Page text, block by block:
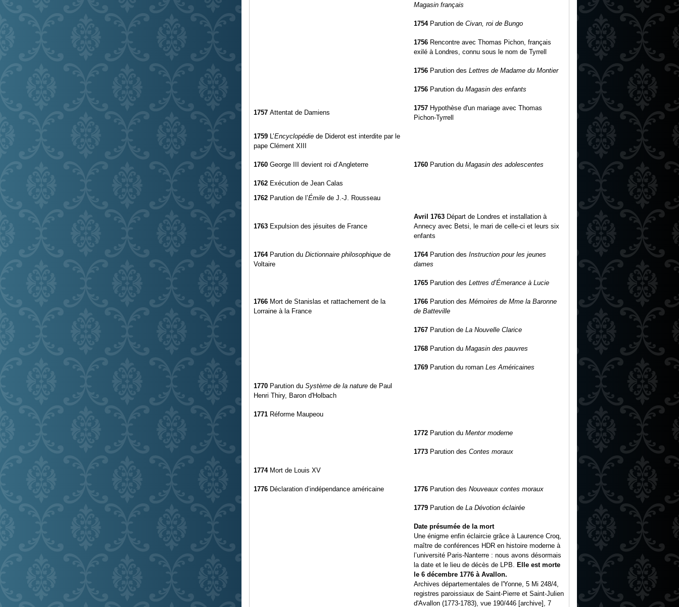
Magasin français
1754 Parution de Civan, roi de Bungo
1756 Rencontre avec Thomas Pichon, français
exilé à Londres, connu sous le nom de Tyrrell
1756 Parution des Lettres de Madame du Montier
1756 Parution du Magasin des enfants
1757 Attentat de Damiens
1757 Hypothèse d'un mariage avec Thomas
Pichon-Tyrrell
1759 L’Encyclopédie de Diderot est interdite par le
pape Clément XIII
1760 George III devient roi d’Angleterre 1760 Parution du Magasin des adolescentes
1762 Exécution de Jean Calas
1762 Parution de l’Émile de J.-J. Rousseau
1763 Expulsion des jésuites de France
Avril 1763 Départ de Londres et installation à
Annecy avec Betsi, le mari de celle-ci et leurs six
enfants
1764 Parution du Dictionnaire philosophique de
Voltaire
1764 Parution des Instruction pour les jeunes
dames
1765 Parution des Lettres d’Émerance à Lucie
1766 Mort de Stanislas et rattachement de la
Lorraine à la France
1766 Parution des Mémoires de Mme la Baronne
de Batteville
1767 Parution de La Nouvelle Clarice
1768 Parution du Magasin des pauvres
1769 Parution du roman Les Américaines
1770 Parution du Système de la nature de Paul
Henri Thiry, Baron d'Holbach
1771 Réforme Maupeou
1772 Parution du Mentor moderne
1773 Parution des Contes moraux
1774 Mort de Louis XV
1776 Déclaration d’indépendance américaine 1776 Parution des Nouveaux contes moraux
1779 Parution de La Dévotion éclairée
Date présumée de la mort
Une énigme enfin éclaircie grâce à Laurence Croq,
maître de conférences HDR en histoire moderne à
l’université Paris-Nanterre : nous avons désormais
la date et le lieu de décès de LPB. Elle est morte
le 6 décembre 1776 à Avallon.
Archives départementales de l'Yonne, 5 Mi 248/4,
registres paroissiaux de Saint-Pierre et Saint-Julien
d'Avallon (1773-1783), vue 190/446 [archive], 7